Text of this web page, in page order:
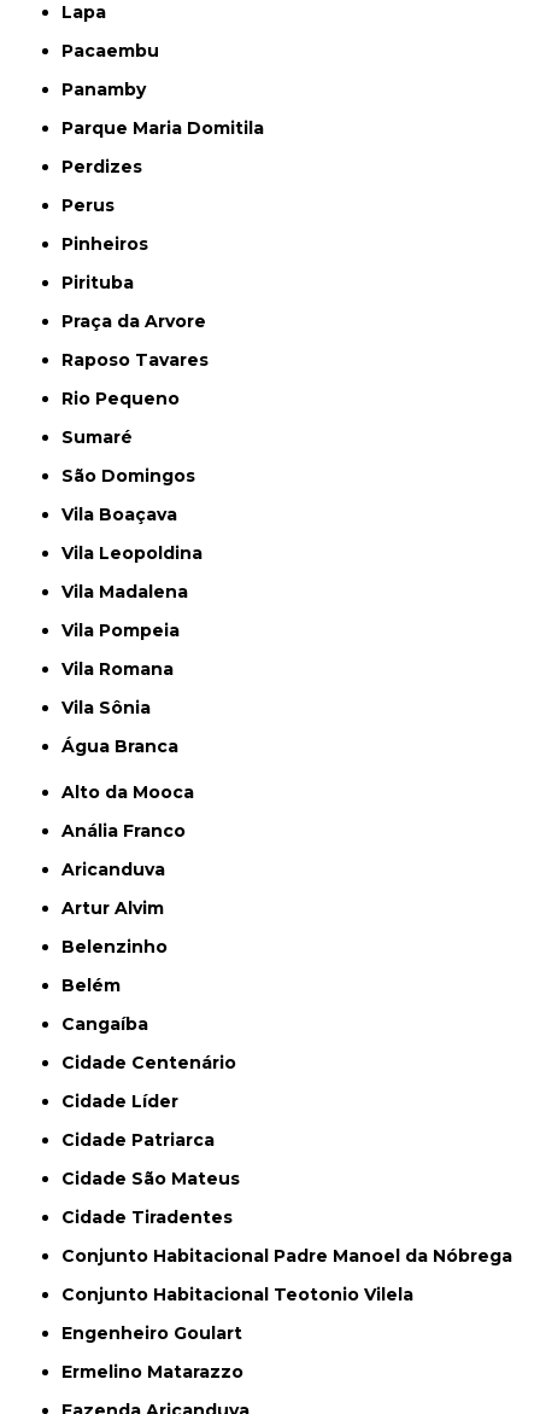
Lapa
Pacaembu
Panamby
Parque Maria Domitila
Perdizes
Perus
Pinheiros
Pirituba
Praça da Arvore
Raposo Tavares
Rio Pequeno
Sumaré
São Domingos
Vila Boaçava
Vila Leopoldina
Vila Madalena
Vila Pompeia
Vila Romana
Vila Sônia
Água Branca
Alto da Mooca
Anália Franco
Aricanduva
Artur Alvim
Belenzinho
Belém
Cangaíba
Cidade Centenário
Cidade Líder
Cidade Patriarca
Cidade São Mateus
Cidade Tiradentes
Conjunto Habitacional Padre Manoel da Nóbrega
Conjunto Habitacional Teotonio Vilela
Engenheiro Goulart
Ermelino Matarazzo